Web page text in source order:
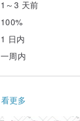
1～3 天前
100%
1 日内
一周内
看更多